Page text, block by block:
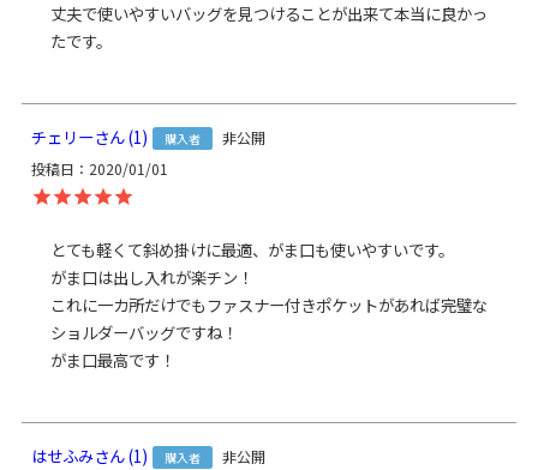
お支払方法 クレジットカード
クレジットカード決済、Amazon Pay、PayPay、楽天ペイを
ご選択の場合、システムの都合上、商品発送前にご請求させ
て頂く場合がございます。何卒ご了承下さいますようお願い
申し上げます。
ます。
発送方法
ゆうパック：全国一律770円日時指定可能
※10,000円以上ご購入頂いた場合は送料無料になります。
商品説明
大きな荷物もザクザク収納、ラフに持てるショルダーバッ
グ。
丈夫で使いやすいバッグを見つけることが出来て本当に良かっ
たです。
チェリー 1 購入者
非公開
投稿日
2020/01/01
とても軽くて斜め掛けに最適、がま口も使いやすいです。
がま口は出し入れが楽チン！
これに一カ所だけでもファスナー付きポケットがあれば完璧な
ショルダーバッグですね！
はせふみ 1 購入者
非公開